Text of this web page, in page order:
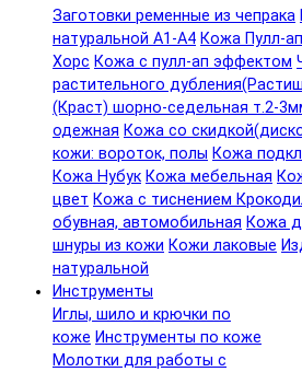
Заготовки ременные из чепрака
натуральной А1-А4 Кожа Пулл-
Хорс Кожа с пулл-ап эффектом
растительного
(Краст) шорно-седельная т.2-
одежная Кожа со
кожи: вороток, полы Кожа
Кожа Нубук Кожа мебельная
цвет Кожа с тиснением
обувная, автомобильная Кожа
шнуры из кожи Кожи лаковые
натуральной
Инструменты
Иглы, шило и крючки по
коже Инструменты по коже
Молотки для работы с